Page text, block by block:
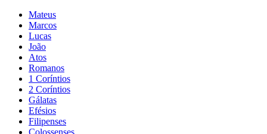
Mateus
Marcos
Lucas
João
Atos
Romanos
1 Coríntios
2 Coríntios
Gálatas
Efésios
Filipenses
Colossenses